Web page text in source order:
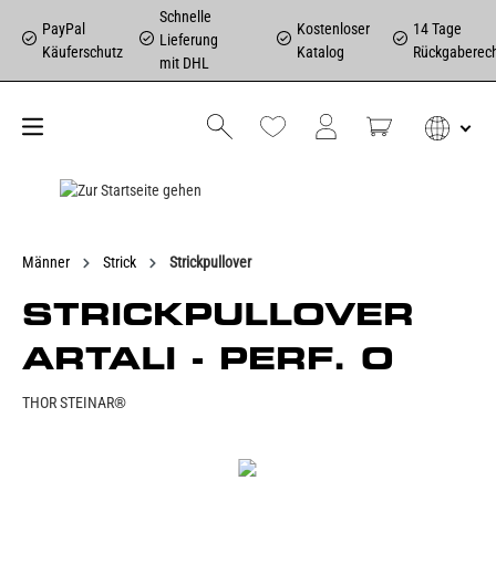
PayPal
Käuferschutz
Schnelle
Lieferung
mit DHL
Kostenloser
Katalog
14 Tage
Männer Strick Strickpullover
STRICKPULLOVER
ARTALI - PERF. O
THOR STEINAR®